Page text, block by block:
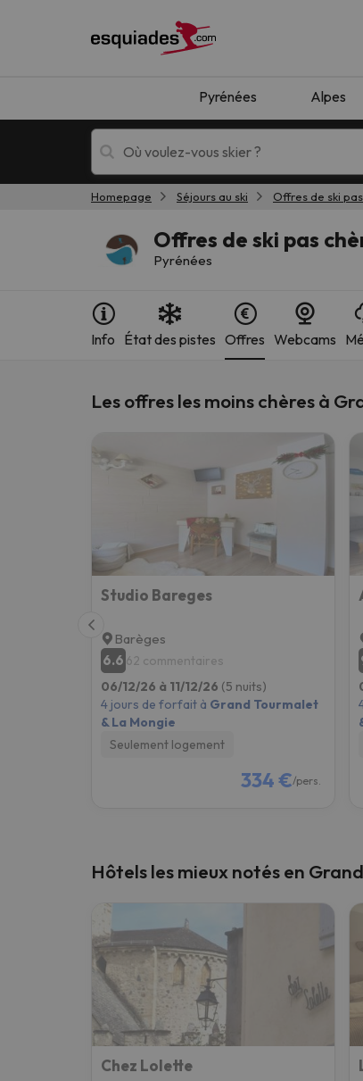
Pyrénées Alpes
Séjours au ski Séjours
Il semble que notre chercheur se soit
Homepage Séjours au ski Offres de ski
Offres de ski pas
Pyrénées
Info État des pistes Offres Webcams
Les offres les moins chères à
Studio Bareges
Barèges
6.6 62 commentaires
06/12/26 à 11/12/26 (5 nuits)
4 jours de forfait à Grand Tourmalet
& La Mongie
Seulement logement
334 €/pers.
Hôtels les mieux notés en
Chez Lolette